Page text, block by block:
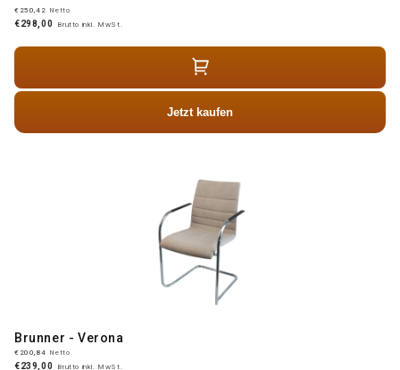
€250,42 Netto
€298,00 Brutto inkl. MwSt.
Jetzt kaufen
Brunner - Verona
€200,84 Netto
€239,00 Brutto inkl. MwSt.